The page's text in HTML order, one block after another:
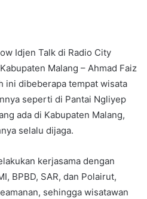
Idjen Talk di Radio City
Malang – Ahmad Faiz
ini dibeberapa tempat wisata
seperti di Pantai Ngliyep
ada di Kabupaten Malang,
selalu dijaga.
kerjasama dengan
BPBD, SAR, dan Polairut,
sehingga wisatawan